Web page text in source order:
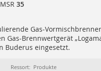
35
Gas-
Gas-Brennwertgerät
Buderus eingesetzt.
Ressort: Produkte